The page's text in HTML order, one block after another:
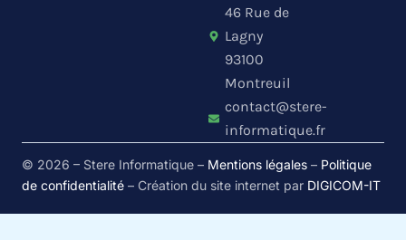
46 Rue de
Lagny
93100
Montreuil
contact@stere-
informatique.fr
© 2026 – Stere Informatique – Mentions légales – Politique
de confidentialité – Création du site internet par DIGICOM-IT